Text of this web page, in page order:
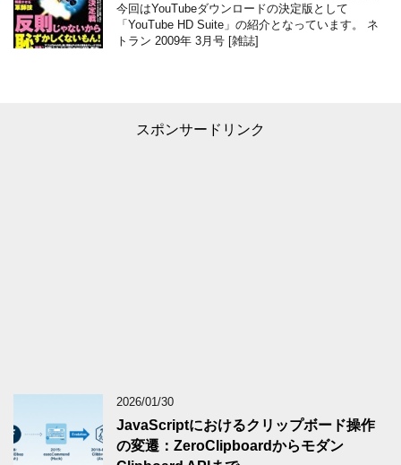
今回はYouTubeダウンロードの決定版として
「YouTube HD Suite」の紹介となっています。 ネ
トラン 2009年 3月号 [雑誌]
スポンサードリンク
2026/01/30
JavaScriptにおけるクリップボード操作
の変遷：ZeroClipboardからモダン